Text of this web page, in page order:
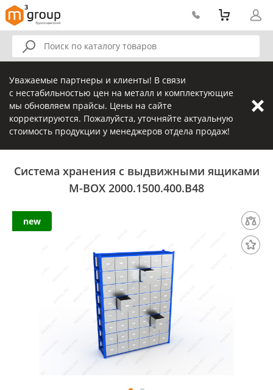
Уважаемые партнеры и клиенты! В связи
с нестабильностью цен на металл и комплектующие
мы обновляем прайсы. Цены на сайте
корректируются. Пожалуйста, уточняйте актуальную
стоимость продукции у менеджеров отдела продаж!
Система хранения с выдвижными ящиками
M-BOX 2000.1500.400.B48
new